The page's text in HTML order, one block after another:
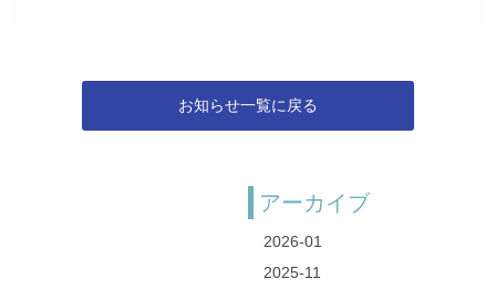
お知らせ一覧に戻る
アーカイブ
2026-01
2025-11